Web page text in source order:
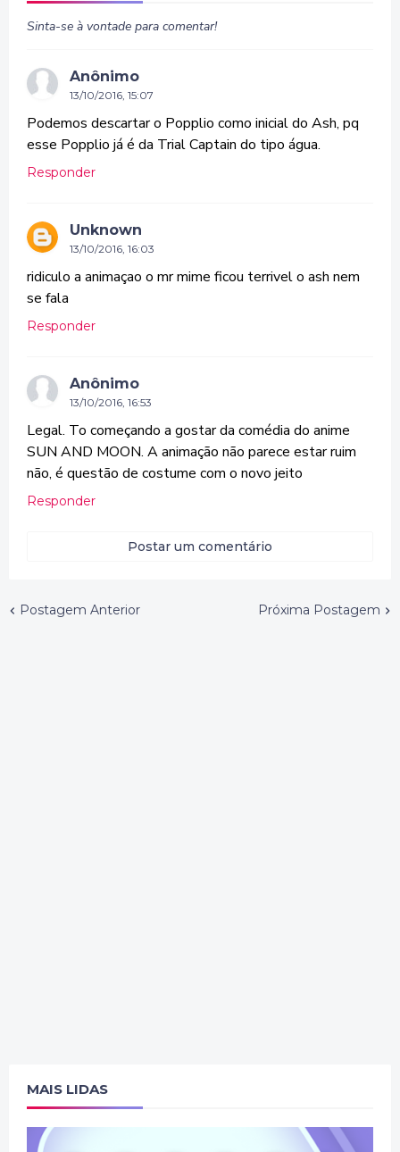
Sinta-se à vontade para comentar!
Anônimo
13/10/2016, 15:07
Podemos descartar o Popplio como inicial do Ash, pq
esse Popplio já é da Trial Captain do tipo água.
Responder
Unknown
13/10/2016, 16:03
ridiculo a animaçao o mr mime ficou terrivel o ash nem
se fala
Responder
Anônimo
13/10/2016, 16:53
Legal. To começando a gostar da comédia do anime
SUN AND MOON. A animação não parece estar ruim
não, é questão de costume com o novo jeito
Responder
Postar um comentário
Postagem Anterior Próxima Postagem
MAIS LIDAS